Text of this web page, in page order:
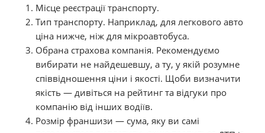
Місце реєстрації транспорту.
Тип транспорту. Наприклад, для легкового авто
ціна нижче, ніж для мікроавтобуса.
Обрана страхова компанія. Рекомендуємо
вибирати не найдешевшу, а ту, у якій розумне
співвідношення ціни і якості. Щоби визначити
якість — дивіться на рейтинг та відгуки про
компанію від інших водіїв.
Розмір франшизи — сума, яку ви самі